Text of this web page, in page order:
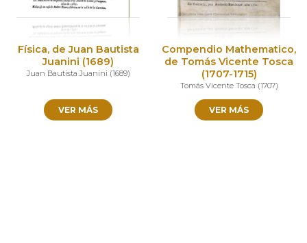
Física, de Juan Bautista
Juanini (1689)
Juan Bautista Juanini (1689)
VER MÁS
Compendio Mathematico,
de Tomás Vicente Tosca
(1707-1715)
Tomás Vicente Tosca (1707)
VER MÁS